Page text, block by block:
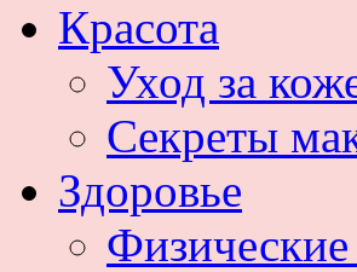
Красота
Уход за
Секреты
Здоровье